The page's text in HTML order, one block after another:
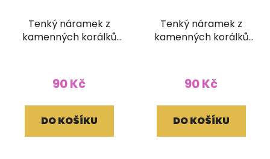
Tenký náramek z
kamenných korálků
90 Kč
DO KOŠÍKU
Tenký náramek z
kamenných korálků
90 Kč
DO KOŠÍKU